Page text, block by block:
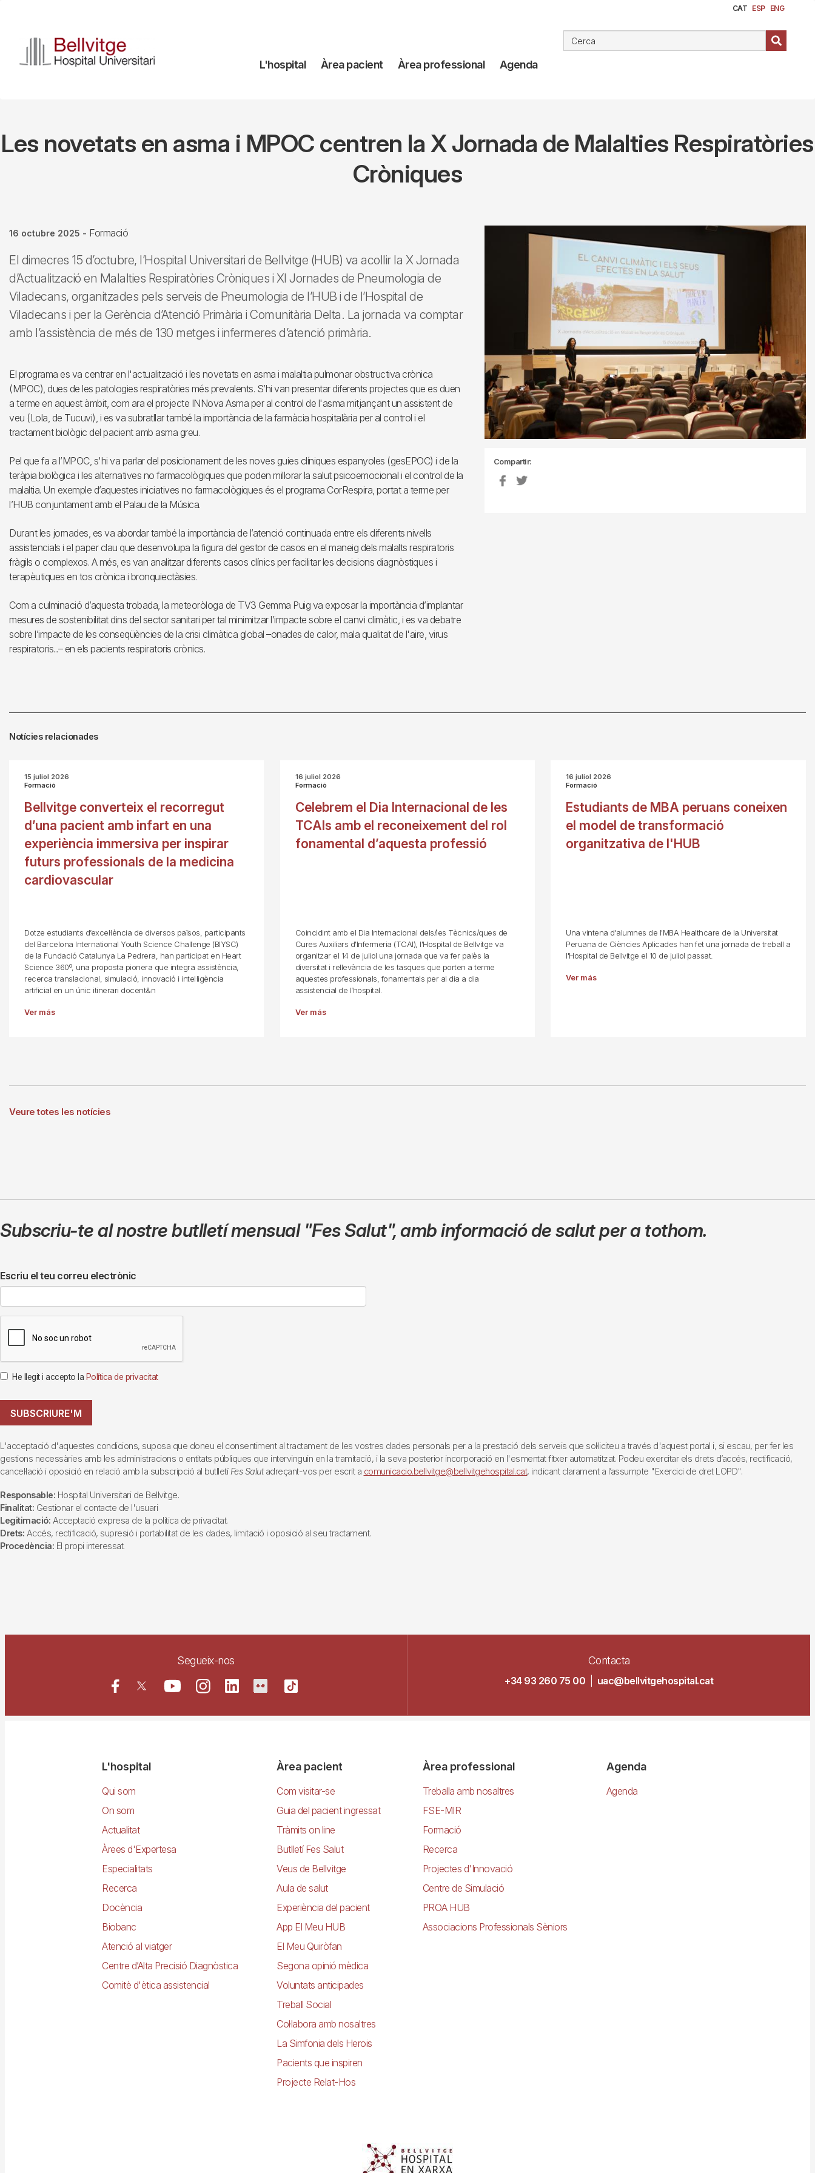
contingut
CAT ESP ENG
Navegación
L'hospital Àrea pacient Àrea professional Agenda
Les novetats en asma i MPOC centren la X Jornada de Malalties Respiratòries
Cròniques
16 octubre 2025 - Formació
El dimecres 15 d’octubre, l’Hospital Universitari de Bellvitge (HUB) va acollir la X Jornada
d’Actualització en Malalties Respiratòries Cròniques i XI Jornades de Pneumologia de
Viladecans, organitzades pels serveis de Pneumologia de l’HUB i de l’Hospital de
Viladecans i per la Gerència d’Atenció Primària i Comunitària Delta. La jornada va comptar
amb l’assistència de més de 130 metges i infermeres d’atenció primària.
El programa es va centrar en l'actualització i les novetats en asma i malaltia pulmonar obstructiva crònica
(MPOC), dues de les patologies respiratòries més prevalents. S’hi van presentar diferents projectes que es duen
a terme en aquest àmbit, com ara el projecte INNova Asma per al control de l'asma mitjançant un assistent de
veu (Lola, de Tucuvi), i es va subratllar també la importància de la farmàcia hospitalària per al control i el
tractament biològic del pacient amb asma greu.
Pel que fa a l’MPOC, s'hi va parlar del posicionament de les noves guies clíniques espanyoles (gesEPOC) i de la
teràpia biològica i les alternatives no farmacològiques que poden millorar la salut psicoemocional i el control de la
malaltia. Un exemple d’aquestes iniciatives no farmacològiques és el programa CorRespira, portat a terme per
l’HUB conjuntament amb el Palau de la Música.
Durant les jornades, es va abordar també la importància de l’atenció continuada entre els diferents nivells
assistencials i el paper clau que desenvolupa la figura del gestor de casos en el maneig dels malalts respiratoris
fràgils o complexos. A més, es van analitzar diferents casos clínics per facilitar les decisions diagnòstiques i
terapèutiques en tos crònica i bronquiectàsies.
Com a culminació d’aquesta trobada, la meteoròloga de TV3 Gemma Puig va exposar la importància d’implantar
mesures de sostenibilitat dins del sector sanitari per tal minimitzar l’impacte sobre el canvi climàtic, i es va debatre
sobre l’impacte de les conseqüències de la crisi climàtica global –onades de calor, mala qualitat de l'aire, virus
respiratoris...– en els pacients respiratoris crònics.
Compartir:
Notícies relacionades
15 juliol 2026
Formació
Bellvitge converteix el recorregut
d’una pacient amb infart en una
experiència immersiva per inspirar
futurs professionals de la medicina
cardiovascular
Dotze estudiants d’excel·lència de diversos països, participants
del Barcelona International Youth Science Challenge (BIYSC)
de la Fundació Catalunya La Pedrera, han participat en Heart
Science 360º, una proposta pionera que integra assistència,
recerca translacional, simulació, innovació i intel·ligència
artificial en un únic itinerari docent&n
Ver más
16 juliol 2026
Formació
Celebrem el Dia Internacional de les
TCAIs amb el reconeixement del rol
fonamental d’aquesta professió
Coincidint amb el Dia Internacional dels/les Tècnics/ques de
Cures Auxiliars d'Infermeria (TCAI), l'Hospital de Bellvitge va
organitzar el 14 de juliol una jornada que va fer palès la
diversitat i rellevància de les tasques que porten a terme
aquestes professionals, fonamentals per al dia a dia
assistencial de l’hospital.
Ver más
16 juliol 2026
Formació
Estudiants de MBA peruans coneixen
el model de transformació
organitzativa de l'HUB
Una vintena d'alumnes de l'MBA Healthcare de la Universitat
Peruana de Ciències Aplicades han fet una jornada de treball a
l'Hospital de Bellvitge el 10 de juliol passat.
Ver más
Veure totes les notícies
Subscriu-te al nostre butlletí mensual "Fes Salut",amb informació de salut per a tothom.
Escriu el teu correu electrònic
He llegit i accepto la Política de privacitat
SUBSCRIURE'M
L'acceptació d'aquestes condicions, suposa que doneu el consentiment al tractament de les vostres dades personals per a la prestació dels serveis que sol·liciteu a través d'aquest portal i, si escau, per fer les
gestions necessàries amb les administracions o entitats públiques que intervinguin en la tramitació, i la seva posterior incorporació en l'esmentat fitxer automatitzat. Podeu exercitar els drets d’accés, rectificació,
cancel·lació i oposició en relació amb la subscripció al butlletí Fes Salutadreçant-vos per escrit a comunicacio.bellvitge@bellvitgehospital.cat, indicant clarament a l’assumpte "Exercici de dret LOPD".
Responsable: Hospital Universitari de Bellvitge.
Finalitat: Gestionar el contacte de l'usuari
Legitimació: Acceptació expresa de la política de privacitat.
Drets: Accés, rectificació, supresió i portabilitat de les dades, limitació i oposició al seu tractament.
Procedència: El propi interessat.
Segueix-nos Contacta
+34 93 260 75 00 uac@bellvitgehospital.cat
NavegacióL'hospital
Qui som
On som
Actualitat
Àrees d'Expertesa
Especialitats
Recerca
Docència
Biobanc
Atenció al viatger
Centre d’Alta Precisió Diagnòstica
Comitè d'ètica assistencial
Àrea pacient
Com visitar-se
Guia del pacient ingressat
Tràmits on line
Butlletí Fes Salut
Veus de Bellvitge
Aula de salut
Experiència del pacient
App El Meu HUB
El Meu Quiròfan
Segona opinió mèdica
Voluntats anticipades
Treball Social
Col·labora amb nosaltres
La Simfonia dels Herois
Pacients que inspiren
Projecte Relat-Hos
Àrea professional
Treballa amb nosaltres
FSE-MIR
Formació
Recerca
Projectes d'Innovació
Centre de Simulació
PROA HUB
Associacions Professionals Sèniors
Agenda
Agenda